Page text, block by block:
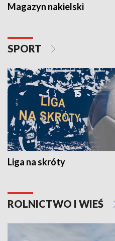
Magazyn nakielski
SPORT
Liga na skróty
ROLNICTWO I WIEŚ